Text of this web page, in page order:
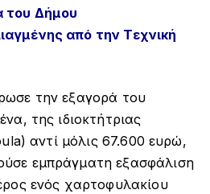
του Δήμου
από την Τεχνική
την εξαγορά του
της ιδιοκτήτριας
αντί μόλις 67.600 ευρώ,
εμπράγματη εξασφάλιση
ενός χαρτοφυλακίου